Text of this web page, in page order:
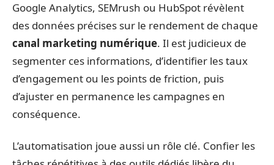
Google Analytics, SEMrush ou HubSpot révèlent
des données précises sur le rendement de chaque
canal marketing numérique. Il est judicieux de
segmenter ces informations, d’identifier les taux
d’engagement ou les points de friction, puis
d’ajuster en permanence les campagnes en
conséquence.
L’automatisation joue aussi un rôle clé. Confier les